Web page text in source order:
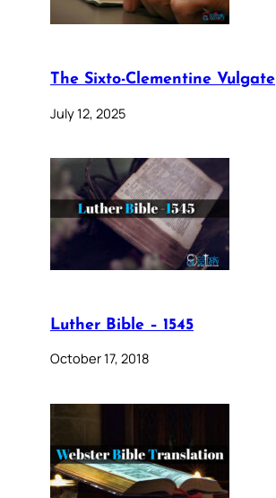
The Sixto-Clementine Vulgate
July 12, 2025
Luther Bible – 1545
October 17, 2018